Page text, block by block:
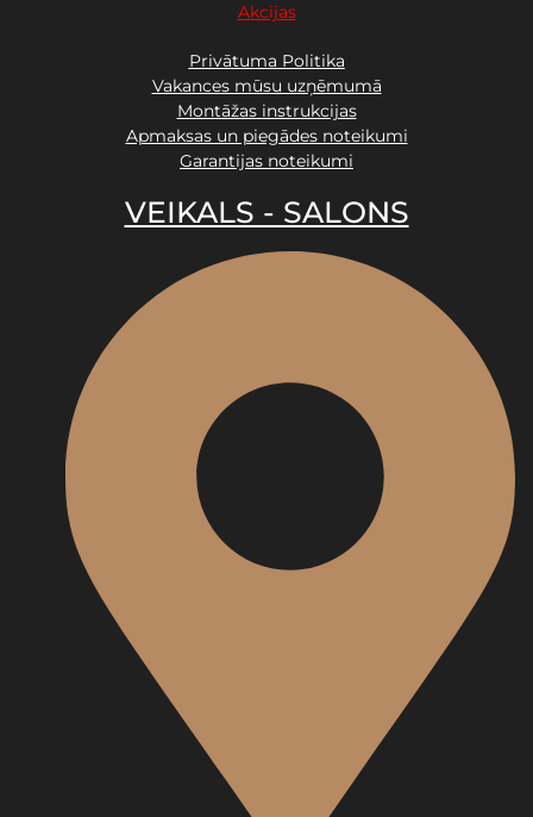
Akcijas
Privātuma Politika
Vakances mūsu uzņēmumā
Montāžas instrukcijas
Apmaksas un piegādes noteikumi
Garantijas noteikumi
VEIKALS - SALONS